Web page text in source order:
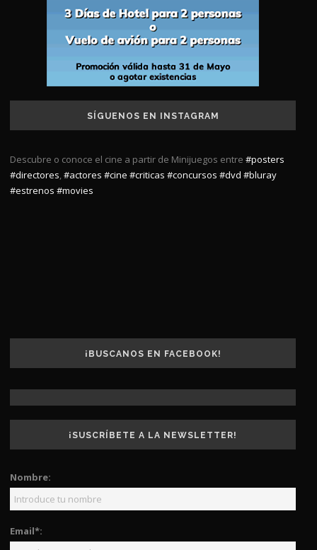
SÍGUENOS EN INSTAGRAM
Descubre o conoce el cine a partir de Minijuegos entre #posters
#directores,#actores #cine #criticas #concursos #dvd #bluray
#estrenos #movies
¡BUSCANOS EN FACEBOOK!
¡SUSCRÍBETE A LA NEWSLETTER!
Nombre:
Email*: